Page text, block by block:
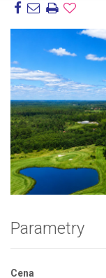
Zdjęcie 1
Parametry
Cena